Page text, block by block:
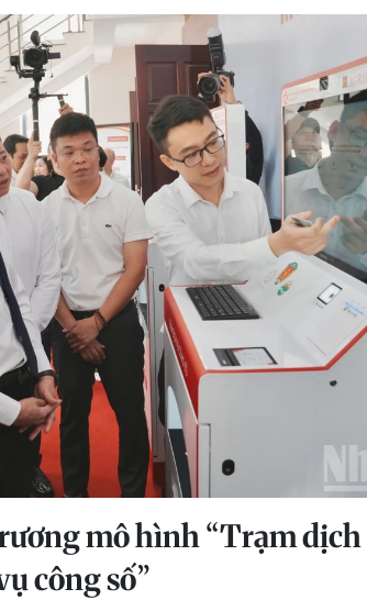
mô hình “Trạm dịch
công số”